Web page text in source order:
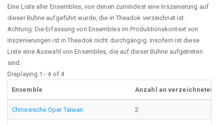
Eine Liste aller Ensembles, von denen zumindest eine Inszenierung auf
dieser Bühne aufgeführt wurde, die in Theadok verzeichnet ist.
Achtung: Die Erfassung von Ensembles im Produktionskontext von
Inszenierungen ist in Theadok nicht durchgängig. Insofern ist diese
Liste eine Auswahl von Ensembles, die auf dieser Bühne aufgetreten
sind.
Displaying 1 - 4 of 4
Ensemble Anzahl an verzeichneten
Chinesische Oper Taiwan 2